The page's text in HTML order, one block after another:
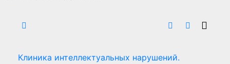
Клиника интеллектуальных нарушений.